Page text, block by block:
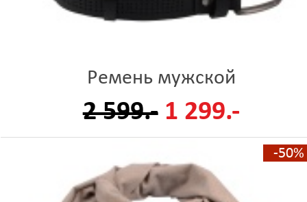
Ремень мужской
2 599.- 1 299.-
-50%